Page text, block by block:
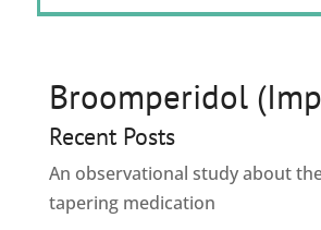
Broomperidol
Recent Posts
An observational study about
tapering medication